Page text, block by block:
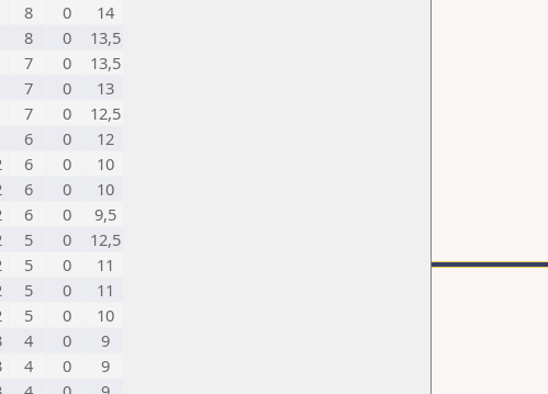
8 0
14
8 0
13,5
7 0
13,5
7 0
13
7 0
12,5
6 0
12
6 0
10
6 0
10
6 0
9,5
5 0
12,5
5 0
11
5 0
11
5 0
10
4 0
9
4 0
9